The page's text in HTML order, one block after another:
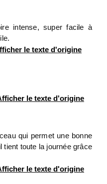
intense, super facile à
le texte d'origine
le texte d'origine
qui permet une bonne
tient toute la journée grâce
le texte d'origine